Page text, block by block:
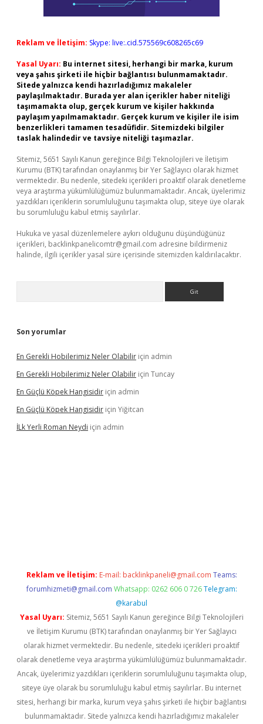
Reklam ve İletişim: Skype: live:.cid.575569c608265c69
Yasal Uyarı: Bu internet sitesi, herhangi bir marka, kurum
veya şahıs şirketi ile hiçbir bağlantısı bulunmamaktadır.
Sitede yalnızca kendi hazırladığımız makaleler
paylaşılmaktadır. Burada yer alan içerikler haber niteliği
taşımamakta olup, gerçek kurum ve kişiler hakkında
paylaşım yapılmamaktadır. Gerçek kurum ve kişiler ile isim
benzerlikleri tamamen tesadüfidir. Sitemizdeki bilgiler
taslak halindedir ve tavsiye niteliği taşımazlar.
Sitemiz, 5651 Sayılı Kanun gereğince Bilgi Teknolojileri ve İletişim
Kurumu (BTK) tarafından onaylanmış bir Yer Sağlayıcı olarak hizmet
vermektedir. Bu nedenle, sitedeki içerikleri proaktif olarak denetleme
veya araştırma yükümlülüğümüz bulunmamaktadır. Ancak, üyelerimiz
yazdıkları içeriklerin sorumluluğunu taşımakta olup, siteye üye olarak
bu sorumluluğu kabul etmiş sayılırlar.
Hukuka ve yasal düzenlemelere aykırı olduğunu düşündüğünüz
içerikleri, backlinkpanelicomtr@gmail.com adresine bildirmeniz
halinde, ilgili içerikler yasal süre içerisinde sitemizden kaldırılacaktır.
Son yorumlar
En Gerekli Hobilerimiz Neler Olabilir için admin
En Gerekli Hobilerimiz Neler Olabilir için Tuncay
En Güçlü Köpek Hangisidir için admin
En Güçlü Köpek Hangisidir için Yiğitcan
İLk Yerli Roman Neydi için admin
Reklam ve İletişim: E-mail: backlinkpaneli@gmail.com Teams:
forumhizmeti@gmail.com Whatsapp: 0262 606 0 726 Telegram:
@karabul
Yasal Uyarı: Sitemiz, 5651 Sayılı Kanun gereğince Bilgi Teknolojileri
ve İletişim Kurumu (BTK) tarafından onaylanmış bir Yer Sağlayıcı
olarak hizmet vermektedir. Bu nedenle, sitedeki içerikleri proaktif
olarak denetleme veya araştırma yükümlülüğümüz bulunmamaktadır.
Ancak, üyelerimiz yazdıkları içeriklerin sorumluluğunu taşımakta olup,
siteye üye olarak bu sorumluluğu kabul etmiş sayılırlar. Bu internet
sitesi, herhangi bir marka, kurum veya şahıs şirketi ile hiçbir bağlantısı
bulunmamaktadır. Sitede yalnızca kendi hazırladığımız makaleler